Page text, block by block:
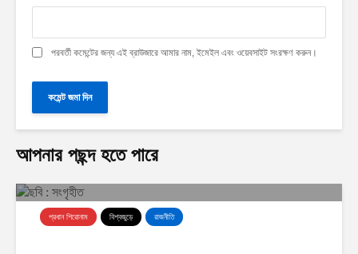
পরবর্তী কমেন্টের জন্য এই ব্রাউজারে আমার নাম, ইমেইল এবং ওয়েবসাইট সংরক্ষণ করুন।
আপনার পছন্দ হতে পারে
প্রধান শিরোনাম বিশ্বজুড়ে রাজনীতি